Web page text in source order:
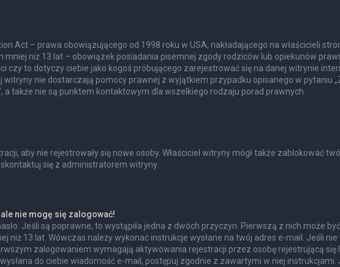
Act – prawa obowiązującego od 1998 roku w USA, nakładającego na właścicieli
mniej niż 13 lat – obowiązek posiadania pisemnej zgody rodziców lub opiekunów
czy to dotyczy ciebie jako kogoś próbującego zarejestrować się na danej witrynie
witryny nie dostarczają pomocy prawnej z wyjątkiem przypadku opisanego w pytaniu
a także nie są punktem kontaktowym dla wszelkiego rodzaju porad prawnych.
aby nie rejestrowały się nowe osoby. Właściciel witryny mógł także zablokować
się z administratorem witryny.
nie mogę się zalogować!
Jeśli są poprawne, to wystąpiła jedna z dwóch przyczyn. Pierwszą z nich może
niż 13 lat. Wówczas należy wykonać instrukcje wysłane na twój adres e-mail. Jeśli nie
zalogowaniem wymagają aktywowania rejestracji przez osobę rejestrującą
do ciebie wiadomość e-mail, postępuj zgodnie z zawartymi w niej